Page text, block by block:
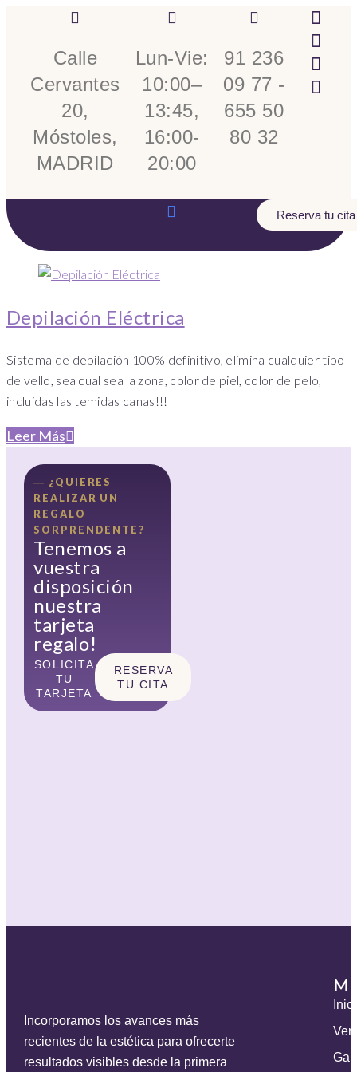
Calle
Cervantes
20,
Móstoles,
MADRID
Lun-Vie:
10:00–
13:45,
16:00-
20:00
91 236
09 77 -
655 50
80 32
Reserva tu cita
Depilación Eléctrica
Sistema de depilación 100% definitivo, elimina cualquier tipo
de vello, sea cual sea la zona, color de piel, color de pelo,
incluidas las temidas canas!!!
Leer Más
― ¿QUIERES
REALIZAR UN
REGALO
SORPRENDENTE?
Tenemos a
vuestra
disposición
nuestra
tarjeta
regalo!
SOLICITA
TU
TARJETA
RESERVA
TU CITA
Incorporamos los avances más
recientes de la estética para ofrecerte
resultados visibles desde la primera